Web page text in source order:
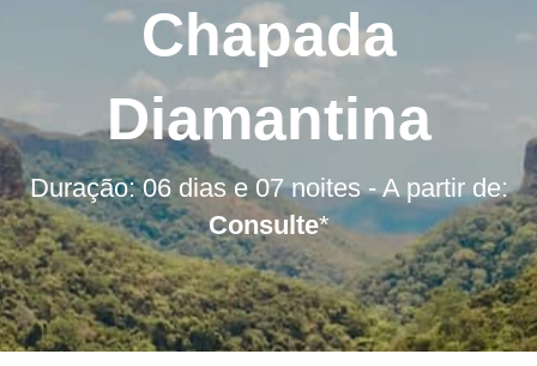
Chapada
Diamantina
Duração: 06 dias e 07 noites - A partir de:
Consulte*